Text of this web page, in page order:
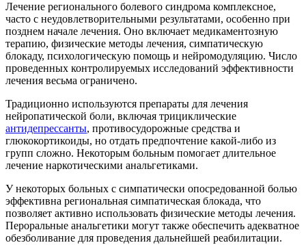
Лечение регионального болевого синдрома комплексное,
часто с неудовлетворительными результатами, особенно при
позднем начале лечения. Оно включает медикаментозную
терапию, физические методы лечения, симпатическую
блокаду, психологическую помощь и нейромодуляцию. Число
проведенных контролируемых исследований эффективности
лечения весьма ограничено.
Традиционно используются препараты для лечения
нейропатической боли, включая трициклические
антидепрессанты, противосудорожные средства и
глюкокортикоиды, но отдать предпочтение какой-либо из
групп сложно. Некоторым больным помогает длительное
лечение наркотическими анальгетиками.
У некоторых больных с симпатически опосредованной болью
эффективна региональная симпатическая блокада, что
позволяет активно использовать физические методы лечения.
Пероральные анальгетики могут также обеспечить адекватное
обезболивание для проведения дальнейшей реабилитации.